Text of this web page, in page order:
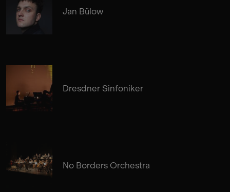
Jan Bülow
Dresdner Sinfoniker
No Borders Orchestra